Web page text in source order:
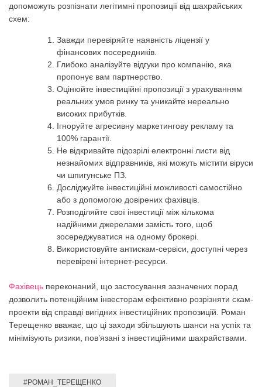
допоможуть розпізнати легітимні пропозиції від шахрайських
схем:
Завжди перевіряйте наявність ліцензії у
фінансових посередників.
Глибоко аналізуйте відгуки про компанію, яка
пропонує вам партнерство.
Оцінюйте інвестиційні пропозиції з урахуванням
реальних умов ринку та уникайте нереально
високих прибутків.
Ігноруйте агресивну маркетингову рекламу та
100% гарантії.
Не відкривайте підозрілі електронні листи від
незнайомих відправників, які можуть містити віруси
чи шпигунське ПЗ.
Досліджуйте інвестиційні можливості самостійно
або з допомогою довірених фахівців.
Розподіляйте свої інвестиції між кількома
надійними джерелами замість того, щоб
зосереджуватися на одному брокері.
Використовуйте антискам-сервіси, доступні через
перевірені інтернет-ресурси.
Фахівець переконаний, що застосування зазначених порад
дозволить потенційним інвесторам ефективно розрізняти скам-
проекти від справді вигідних інвестиційних пропозицій. Роман
Терещенко вважає, що ці заходи збільшують шанси на успіх та
мінімізують ризики, пов’язані з інвестиційними шахрайствами.
#РОМАН_ТЕРЕЩЕНКО